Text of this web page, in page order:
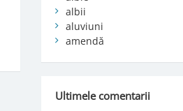
albii
aluviuni
amendă
Ultimele comentarii